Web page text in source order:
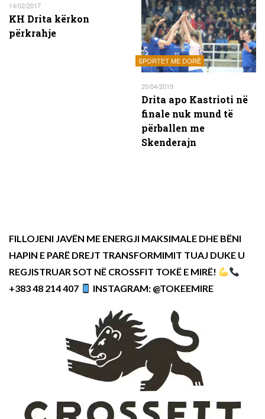
14/02/2017
KH Drita kërkon
përkrahje
SPORTET ME DORË
20/04/2019
Drita apo Kastrioti në
finale nuk mund të
përballen me
Skenderajn
FILLOJENI JAVËN ME ENERGJI MAKSIMALE DHE BËNI
HAPIN E PARË DREJT TRANSFORMIMIT TUAJ DUKE U
REGJISTRUAR SOT NË CROSSFIT TOKË E MIRË!
+383 48 214 407
INSTAGRAM: @TOKEEMIRE